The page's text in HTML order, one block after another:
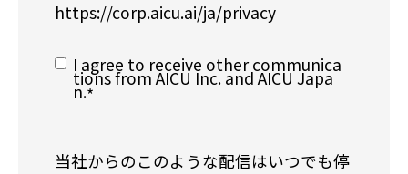
https://corp.aicu.ai/ja/privacy
I agree to receive other communica
tions from AICU Inc. and AICU Japa
n.*
当社からのこのような配信はいつでも停